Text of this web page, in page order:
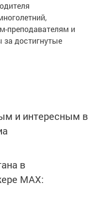
преподавателям и
за достигнутые
и интересным в
в
MАХ: